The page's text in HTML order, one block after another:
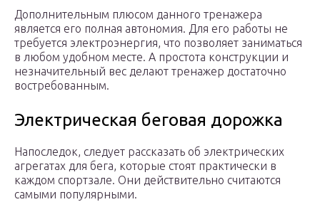
Дополнительным плюсом данного тренажера
является его полная автономия. Для его работы не
требуется электроэнергия, что позволяет заниматься
в любом удобном месте. А простота конструкции и
незначительный вес делают тренажер достаточно
востребованным.
Электрическая беговая дорожка
Напоследок, следует рассказать об электрических
агрегатах для бега, которые стоят практически в
каждом спортзале. Они действительно считаются
самыми популярными.